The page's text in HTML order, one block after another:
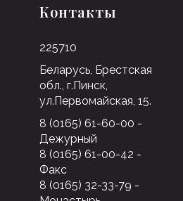
Контакты
225710
Беларусь, Брестская
обл., г.Пинск,
ул.Первомайская, 15.
8 (0165) 61-60-00 -
Дежурный
8 (0165) 61-00-42 -
Факс
8 (0165) 32-33-79 -